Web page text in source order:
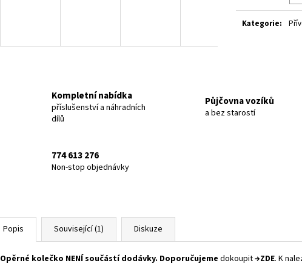
Kategorie:
Kompletní nabídka
příslušenství a náhradních
dílů
Půjčovna vozíků
a bez starostí
774 613 276
Non-stop objednávky
Popis Související (1) Diskuze
Opěrné kolečko NENÍ součástí dodávky. Doporučujeme dokoupit→ZDE. K